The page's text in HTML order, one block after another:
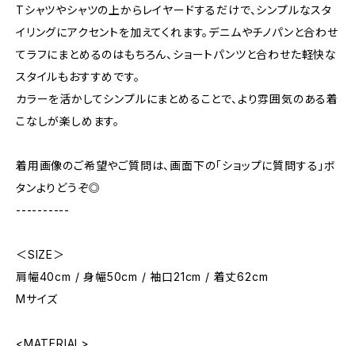
Tシャツやシャツの上からレイヤードするだけで、シンプルなスタ
イリングにアクセントを加えてくれます。デニムやチノパンと合わせ
てラフにまとめるのはもちろん、ショートパンツと合わせた軽快な
スタイルもおすすめです。
カラーを活かしてシンプルにまとめることで、より雰囲気のある着
こなしが楽しめます。
着用画像のご希望やご質問は、画面下の「ショップに質問する」ボ
タンよりどうぞ◎
----------
＜SIZE＞
肩幅40cm / 身幅50cm / 袖口21cm / 着丈62cm
Mサイズ
<MATERIAL>